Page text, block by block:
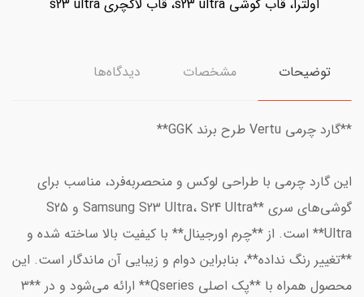
اولترا، قاب گوشی s23 ultra، قاب لاکچری s23 ultra
توضیحات مشخصات دیدگاه‌ها
**گارد چرمی Vertu طرح برند GGK**
این گارد چرمی با طراحی لوکس و منحصربه‌فرد، مناسب برای
گوشی‌های سری **Samsung S23 Ultra، S24 Ultra و S25
Ultra** است. از **چرم اورجینال** با کیفیت بالا ساخته شده و
**تغییر رنگ نداده**، بنابراین دوام و زیبایی آن ماندگار است. این
محصول همراه با **پک اصلی Qseries** ارائه می‌شود و در **۳